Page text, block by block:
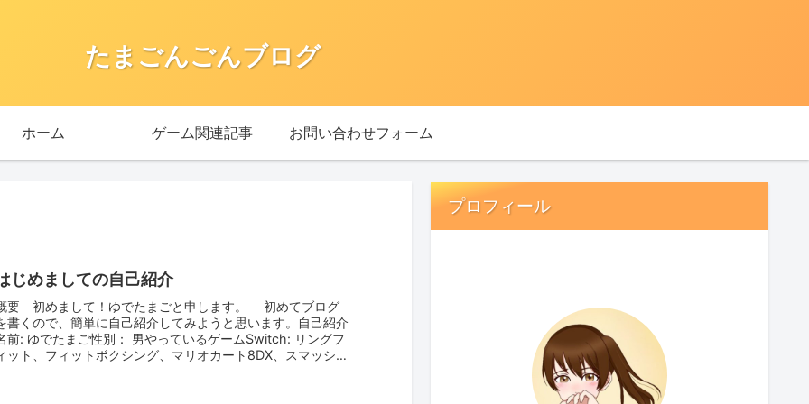
たまごんごんブログ
ホーム ゲーム関連記事 お問い合わせフォーム
じめましての自己紹介
要 初めまして！ゆでたまごと申します。 初めてブログ
書くので、簡単に自己紹介してみようと思います。自己紹介
前: ゆでたまご性別： 男やっているゲームSwitch: リングフ
ット、フィットボクシング、マリオカート8DX、スマッシュ
プロフィール